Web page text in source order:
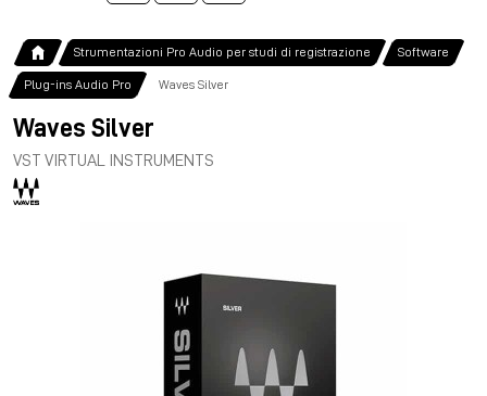
Strumentazioni Pro Audio per studi di registrazione Software
Plug-ins Audio Pro Waves Silver
Waves Silver
VST VIRTUAL INSTRUMENTS